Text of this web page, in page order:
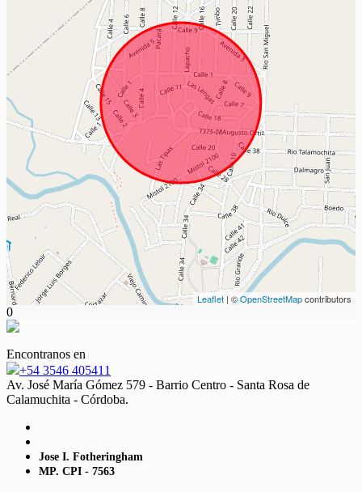
Leaflet | ©OpenStreetMapcontributors
0
Encontranos en
+54 3546 405411
Av. José María Gómez 579 - Barrio Centro - Santa Rosa de
Calamuchita - Córdoba.
Jose I. Fotheringham
MP. CPI - 7563